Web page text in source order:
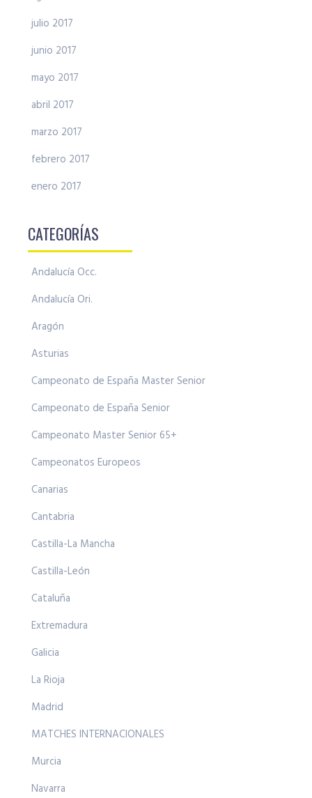
julio 2017
junio 2017
mayo 2017
abril 2017
marzo 2017
febrero 2017
enero 2017
CATEGORÍAS
Andalucía Occ.
Andalucía Ori.
Aragón
Asturias
Campeonato de España Master Senior
Campeonato de España Senior
Campeonato Master Senior 65+
Campeonatos Europeos
Canarias
Cantabria
Castilla-La Mancha
Castilla-León
Cataluña
Extremadura
Galicia
La Rioja
Madrid
MATCHES INTERNACIONALES
Murcia
Navarra